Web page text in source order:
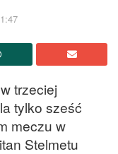
trzeciej
tylko sześć
meczu w
Stelmetu